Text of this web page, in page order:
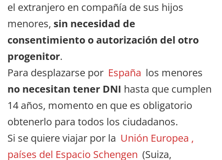
el extranjero en compañía de sus hijos
menores, sin necesidad de
consentimiento o autorización del otro
progenitor.
Para desplazarse por España los menores
no necesitan tener DNI hasta que cumplen
14 años, momento en que es obligatorio
obtenerlo para todos los ciudadanos.
Si se quiere viajar por la Unión Europea ,
países del Espacio Schengen (Suiza,